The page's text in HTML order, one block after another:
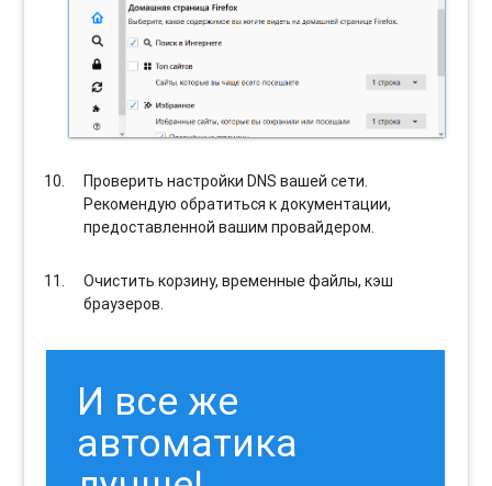
Проверить настройки DNS вашей сети.
Рекомендую обратиться к документации,
предоставленной вашим провайдером.
Очистить корзину, временные файлы, кэш
браузеров.
И все же
автоматика